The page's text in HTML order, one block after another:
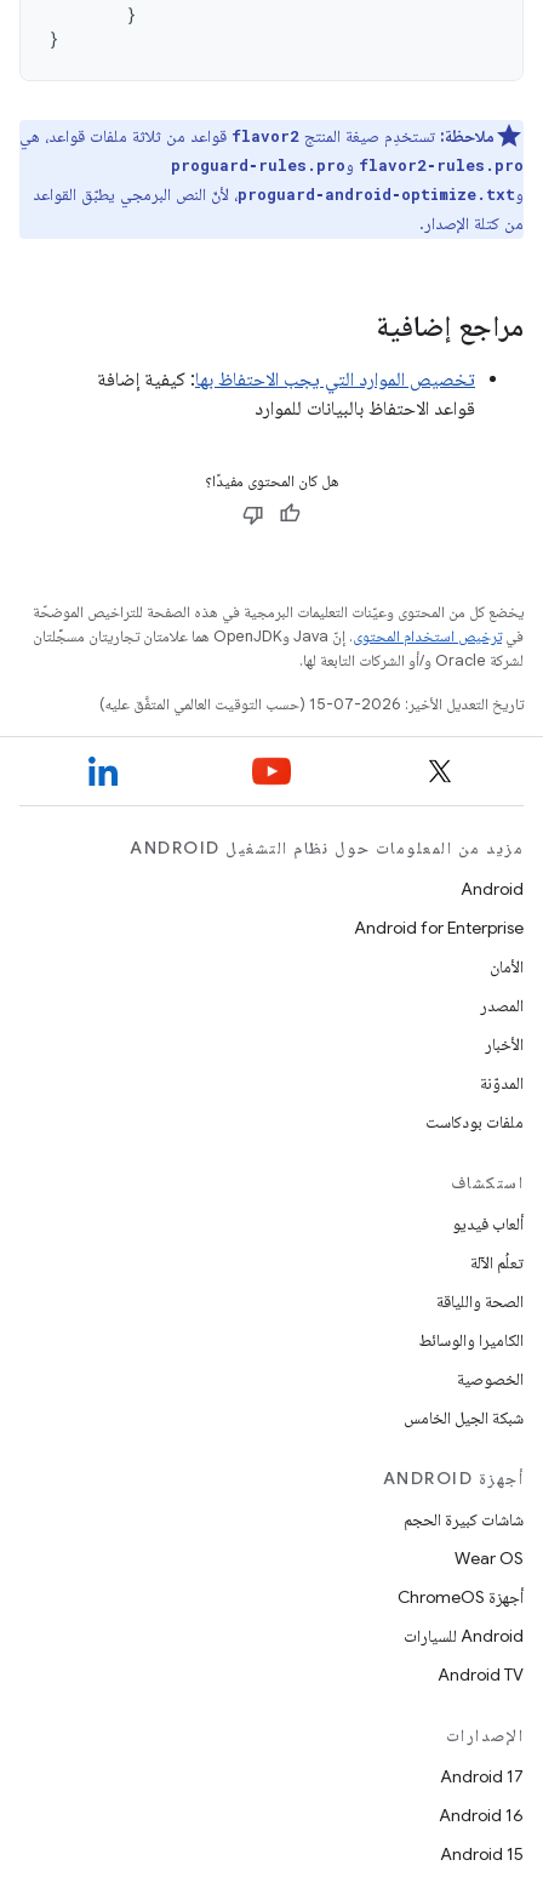
}
}
ملاحظة: تستخدِم صيغة المنتج flavor2 قواعد من ثلاثة ملفات قواعد، هي
flavor2‑rules.pro وproguard‑rules.pro
وproguard‑android‑optimize.txt، لأنّ النص البرمجي يطبّق القواعد
من كتلة الإصدار.
مراجع إضافية
تخصيص الموارد التي يجب الاحتفاظ بها: كيفية إضافة
قواعد الاحتفاظ بالبيانات للموارد
هل كان المحتوى مفيدًا؟
يخضع كل من المحتوى وعيّنات التعليمات البرمجية في هذه الصفحة للتراخيص الموضحّة
فيترخيص استخدام المحتوى
. إنّ Java وOpenJDK هما علامتان تجاريتان مسجَّلتان
لشركة Oracle و/أو الشركات التابعة لها.
تاريخ التعديل الأخير: 2026-07-15 (حسب التوقيت العالمي المتفَّق عليه)
مزيد من المعلومات حول نظام التشغيل ANDROID
Android
Android for Enterprise
الأمان
المصدر
الأخبار
المدوّنة
ملفات بودكاست
استكشاف
ألعاب فيديو
تعلُم الآلة
الصحة واللياقة
الكاميرا والوسائط
الخصوصية
شبكة الجيل الخامس
أجهزة ANDROID
شاشات كبيرة الحجم
Wear OS
أجهزة ChromeOS
Android للسيارات
Android TV
الإصدارات
Android 17
Android 16
Android 15